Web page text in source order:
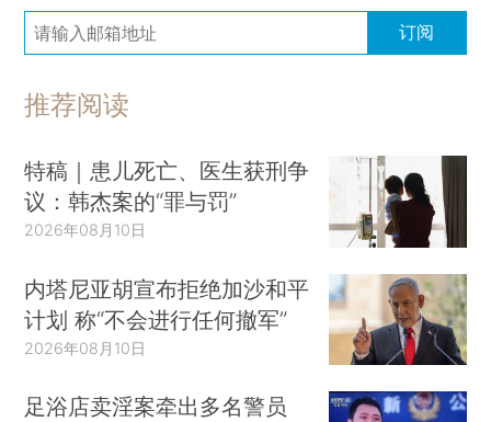
订阅
推荐阅读
特稿｜患儿死亡、医生获刑争
议：韩杰案的“罪与罚”
2026年08月10日
内塔尼亚胡宣布拒绝加沙和平
计划 称“不会进行任何撤军”
2026年08月10日
足浴店卖淫案牵出多名警员